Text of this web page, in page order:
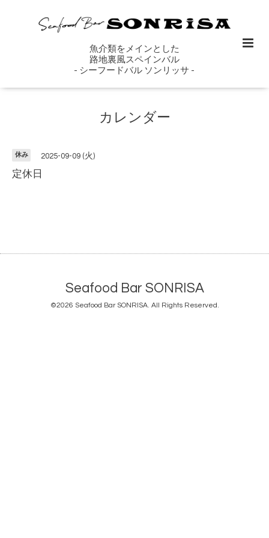
魚介類をメインとした
路地裏風スペインバル
- シーフードバル ソンリッサ -
カレンダー
休み 2025-09-09 (火)
定休日
Seafood Bar SONRISA
©2026 Seafood Bar SONRISA. All Rights Reserved.